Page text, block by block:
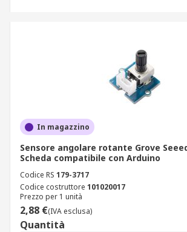
In magazzino
Sensore angolare rotante Grove
Scheda compatibile con Arduino
Codice RS 179-3717
Codice costruttore 101020017
Prezzo per 1 unità
2,88 €(IVA esclusa)
Quantità